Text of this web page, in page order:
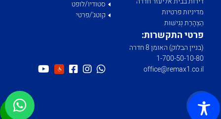
מדיניות פרטיות
הַצְהָרַת נְגִישׁוּת
סטודיו/לופט
קוטג'/פרטי
פרטי התקשרות:
(בניין הבלוק) האומן 8 חדרה
1­-700­-50-­10-­80
office@remax1.co.il